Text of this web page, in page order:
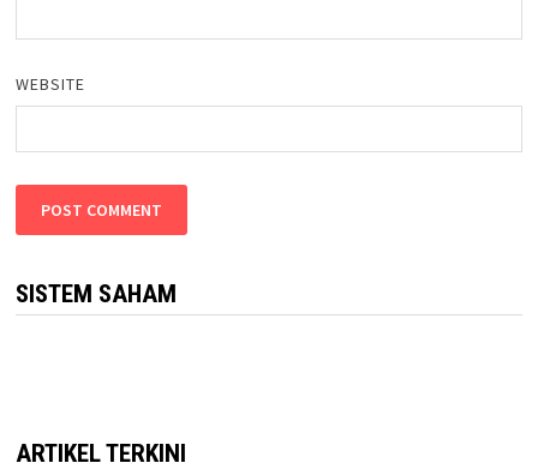
WEBSITE
SISTEM SAHAM
ARTIKEL TERKINI